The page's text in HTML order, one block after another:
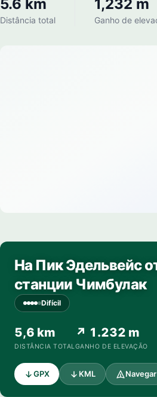
5.6 km
Distância total
1,232 m
Ganho de
На Пик Эдельвейс
станции Чимбулак
Difícil
5,6 km
DISTÂNCIA TOTAL
↗ 1.232 m
GANHO DE ELEVAÇÃO
GPX KML Navegar